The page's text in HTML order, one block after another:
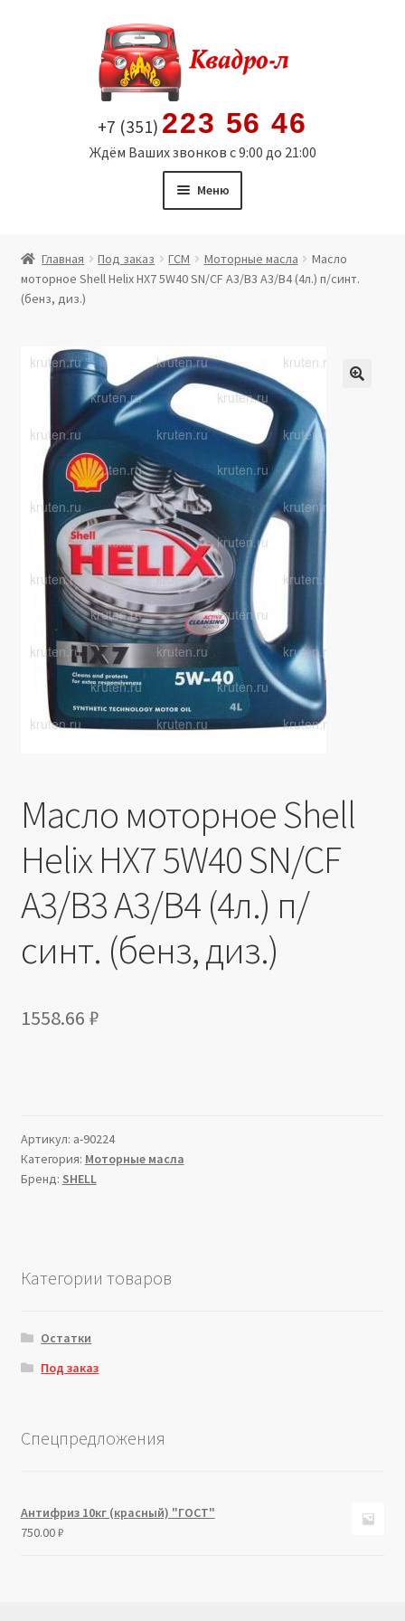
содержимому
+7 (351) 223 56 46
Ждём Ваших звонков с 9:00 до 21:00
Меню
Витрина
Политика в отношении обработки персональных
Производители
Юридические данные
Главная Под заказ ГСМ Моторные масла
Масло
моторное Shell Helix HX7 5W40 SN/CF A3/B3 A3/B4 (4л.) п/синт.
(бенз, диз.)
Масло моторное Shell
Helix HX7 5W40 SN/CF
A3/B3 A3/B4 (4л.) п/
синт. (бенз, диз.)
1558.66 ₽
Артикул: a-90224
Категория: Моторные масла
Бренд: SHELL
Категории товаров
Остатки
Под заказ
Спецпредложения
Антифриз 10кг (красный) "ГОСТ"
750.00₽